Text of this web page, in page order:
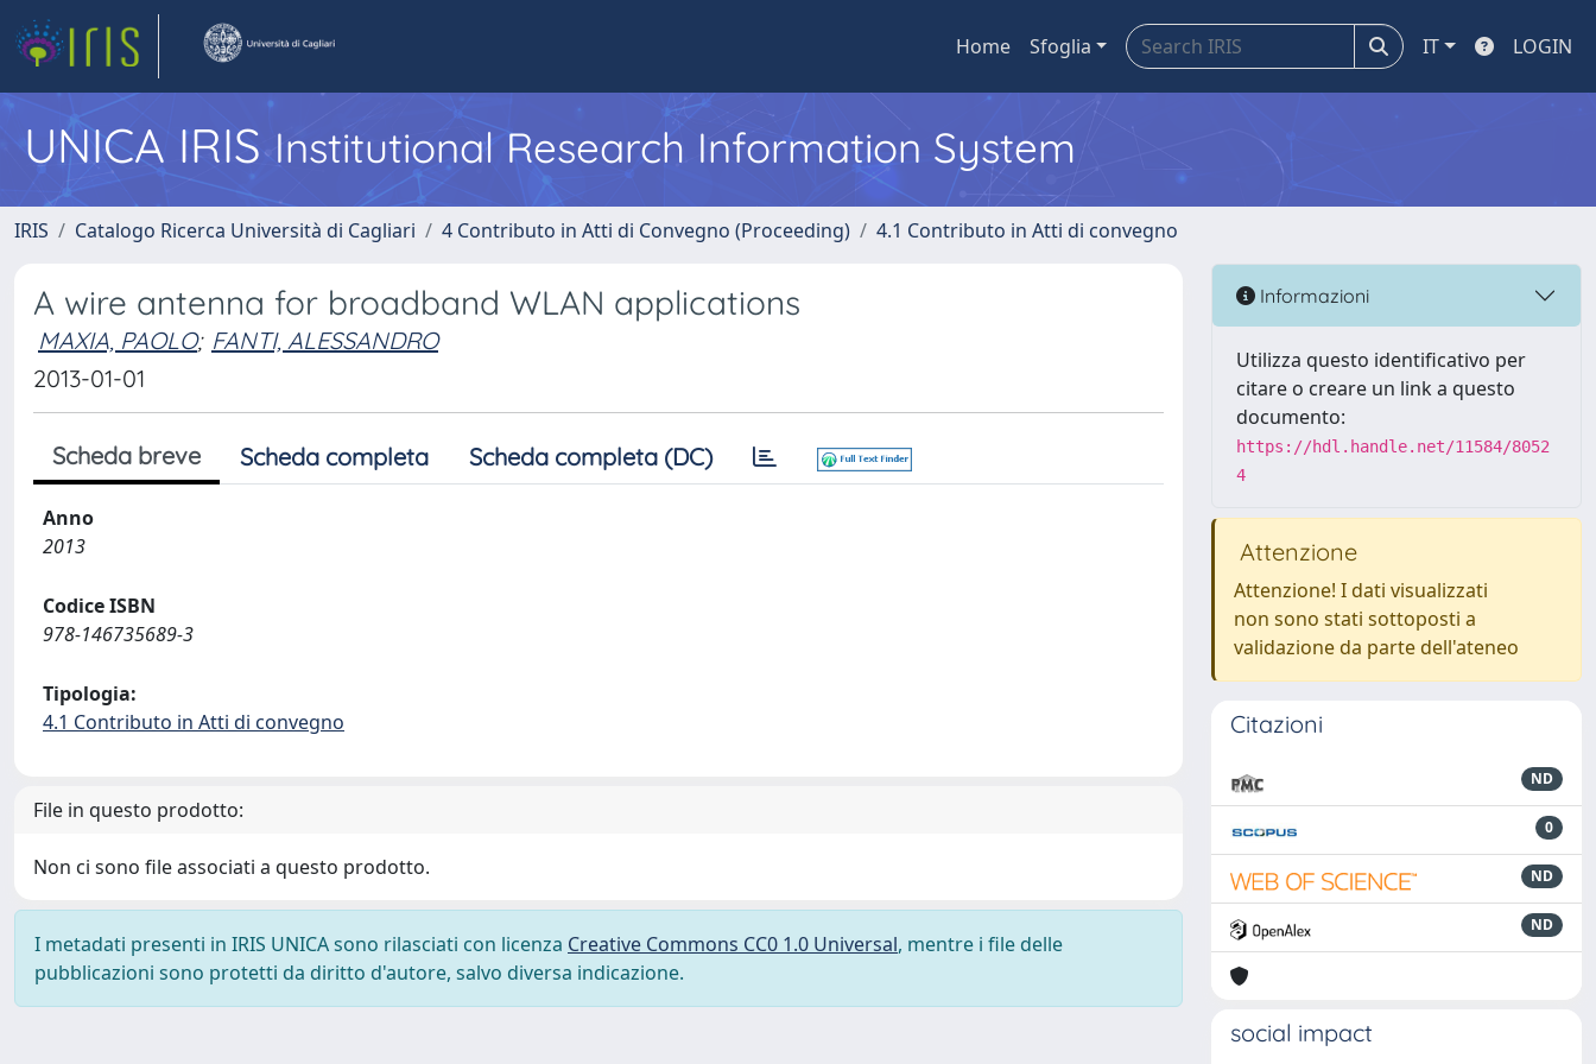
Home Sfoglia IT LOGIN
UNICA IRISInstitutional Research Information System
IRIS Catalogo Ricerca Università di Cagliari 4 Contributo in Atti di Convegno (Proceeding) 4.1 Contributo in Atti di convegno
A wire antenna for broadband WLAN applications
MAXIA, PAOLO; FANTI, ALESSANDRO
2013-01-01
Scheda breve Scheda completa Scheda completa (DC)
Anno
2013
Codice ISBN
978-146735689-3
Tipologia:
4.1 Contributo in Atti di convegno
File in questo prodotto:
Non ci sono file associati a questo prodotto.
I metadati presenti in IRIS UNICA sono rilasciati con licenza Creative Commons CC0 1.0 Universal, mentre i file delle
pubblicazioni sono protetti da diritto d'autore, salvo diversa indicazione.
Informazioni
Utilizza questo identificativo per
citare o creare un link a questo
documento:
https://hdl.handle.net/11584/8052
4
Attenzione
Attenzione! I dati visualizzati
non sono stati sottoposti a
validazione da parte dell'ateneo
Citazioni
ND
0
ND
ND
social impact